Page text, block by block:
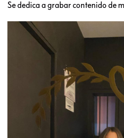
Se dedica a grabar contenido de